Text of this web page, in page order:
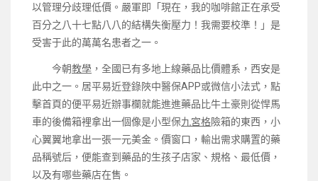
以管理分歧理低價。嚴軍即「現在，我的咖啡館正在承受
百分之八十七點八八的結構失衡壓力！我需要校準！」是
受害于此的萬萬名患者之一。
今朝教學 ，全國已有多地上線藥品比價體系，西安是
此中之一。居平易近登錄陜中醫保APP或微信小法式，點
擊首頁的便平易近辦事欄就能進進藥品比牛土豪則從悍馬
車的後備箱裡拿出一個像是小型保九宮格險箱的東西，小
心翼翼地拿出一張一元美金。價窗口，輸出需求購置的藥
品稱號后，便能查到藥品的生孩子店家、規格、最低價，
以及有哪些藥店在售。